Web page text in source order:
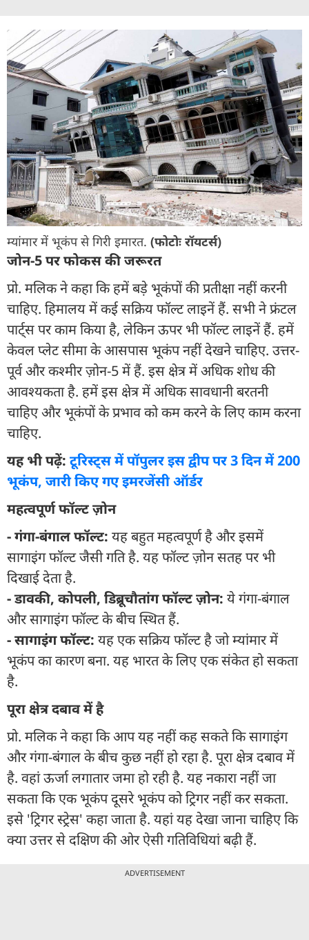
म्यांमार में भूकंप से गिरी इमारत. (फोटोः रॉयटर्स)
जोन-5 पर फोकस की जरूरत
प्रो. मलिक ने कहा कि हमें बड़े भूकंपों की प्रतीक्षा नहीं करनी
चाहिए. हिमालय में कई सक्रिय फॉल्ट लाइनें हैं. सभी ने फ्रंटल
पार्ट्स पर काम किया है, लेकिन ऊपर भी फॉल्ट लाइनें हैं. हमें
केवल प्लेट सीमा के आसपास भूकंप नहीं देखने चाहिए. उत्तर-
पूर्व और कश्मीर ज़ोन-5 में हैं. इस क्षेत्र में अधिक शोध की
आवश्यकता है. हमें इस क्षेत्र में अधिक सावधानी बरतनी
चाहिए और भूकंपों के प्रभाव को कम करने के लिए काम करना
चाहिए.
यह भी पढ़ें: टूरिस्ट्स में पॉपुलर इस द्वीप पर 3 दिन में 200
भूकंप, जारी किए गए इमरजेंसी ऑर्डर
महत्वपूर्ण फॉल्ट ज़ोन
- गंगा-बंगाल फॉल्ट: यह बहुत महत्वपूर्ण है और इसमें
सागाइंग फॉल्ट जैसी गति है. यह फॉल्ट ज़ोन सतह पर भी
दिखाई देता है.
- डावकी, कोपली, डिब्रूचौतांग फॉल्ट ज़ोन: ये गंगा-बंगाल
और सागाइंग फॉल्ट के बीच स्थित हैं.
- सागाइंग फॉल्ट: यह एक सक्रिय फॉल्ट है जो म्यांमार में
भूकंप का कारण बना. यह भारत के लिए एक संकेत हो सकता
है.
पूरा क्षेत्र दबाव में है
प्रो. मलिक ने कहा कि आप यह नहीं कह सकते कि सागाइंग
और गंगा-बंगाल के बीच कुछ नहीं हो रहा है. पूरा क्षेत्र दबाव में
है. वहां ऊर्जा लगातार जमा हो रही है. यह नकारा नहीं जा
सकता कि एक भूकंप दूसरे भूकंप को ट्रिगर नहीं कर सकता.
इसे 'ट्रिगर स्ट्रेस' कहा जाता है. यहां यह देखा जाना चाहिए कि
क्या उत्तर से दक्षिण की ओर ऐसी गतिविधियां बढ़ी हैं.
ADVERTISEMENT